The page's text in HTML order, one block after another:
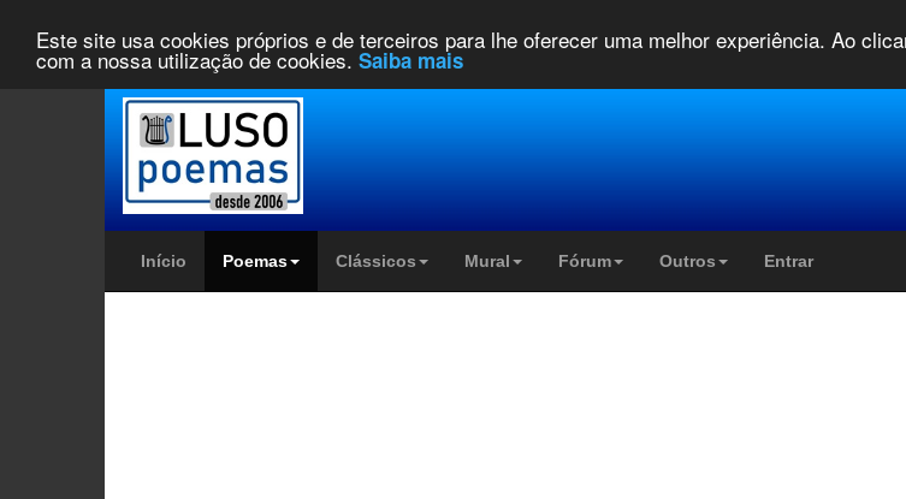
Este site usa cookies próprios e de terceiros para lhe oferecer uma melhor experiência. Ao
com a nossa utilização de cookies. Saiba mais
Início Poemas Clássicos Mural Fórum Outros Entrar